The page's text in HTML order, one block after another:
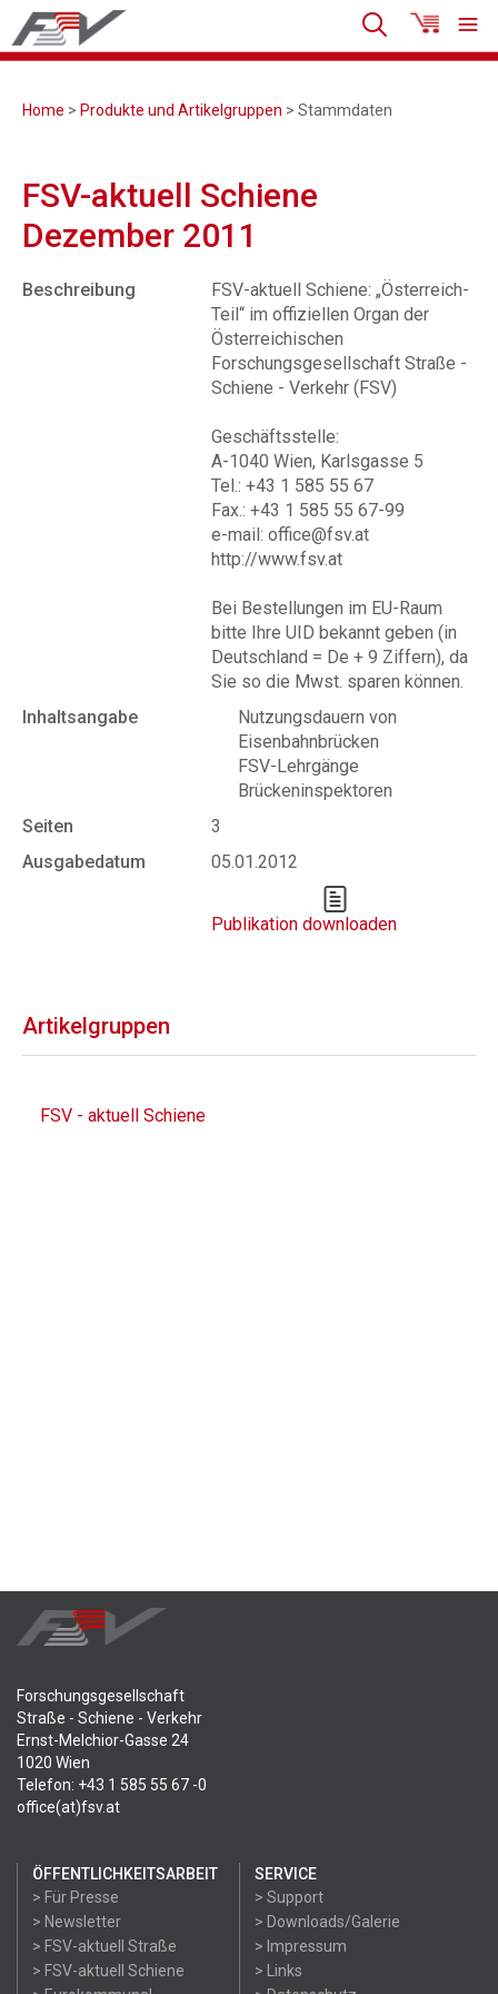
Home > Produkte und Artikelgruppen > Stammdaten
FSV-aktuell Schiene
Dezember 2011
Beschreibung
FSV-aktuell Schiene: „Österreich-
Teil“ im offiziellen Organ der
Österreichischen
Forschungsgesellschaft Straße -
Schiene - Verkehr (FSV)
Geschäftsstelle:
A-1040 Wien, Karlsgasse 5
Tel.: +43 1 585 55 67
Fax.: +43 1 585 55 67-99
e-mail: office@fsv.at
http://www.fsv.at
Bei Bestellungen im EU-Raum
bitte Ihre UID bekannt geben (in
Deutschland = De + 9 Ziffern), da
Sie so die Mwst. sparen können.
Inhaltsangabe
Nutzungsdauern von
Eisenbahnbrücken
FSV-Lehrgänge
Brückeninspektoren
Seiten
3
Ausgabedatum
05.01.2012
Publikation downloaden
Artikelgruppen
FSV - aktuell Schiene
Forschungsgesellschaft
Straße - Schiene - Verkehr
Ernst-Melchior-Gasse 24
1020 Wien
Telefon: +43 1 585 55 67 -0
office(at)fsv.at
ÖFFENTLICHKEITSARBEIT
> Für Presse
> Newsletter
> FSV-aktuell Straße
> FSV-aktuell Schiene
SERVICE
> Support
> Downloads/Galerie
> Impressum
> Links